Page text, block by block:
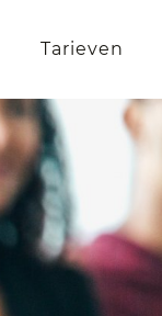
Tarieven